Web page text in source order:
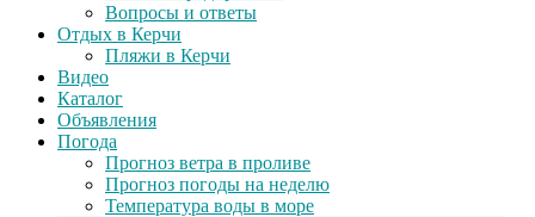
Вопросы и ответы
Отдых в Керчи
Пляжи в Керчи
Видео
Каталог
Объявления
Погода
Прогноз ветра в проливе
Прогноз погоды на неделю
Температура воды в море